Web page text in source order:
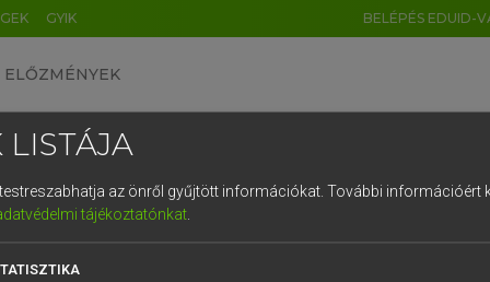
GYIK BELÉPÉS EDUID-
ELŐZMÉNYEK
egyetemes nagyszótár
LISTÁJA
az önről gyűjtött információkat. További információért
tájékoztatónkat.
DE CN FR ES IT NL
1 2 3 4 5 6 7 8 9